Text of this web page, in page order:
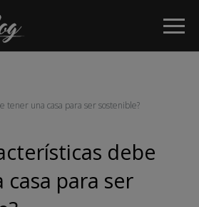
tener una casa para ser sostenible?
debe
para ser